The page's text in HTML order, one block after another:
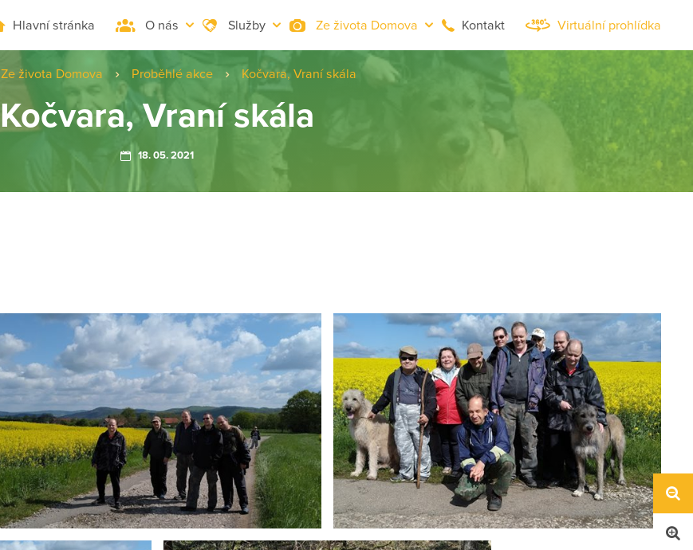
Hlavní stránka O nás Služby Ze života Domova Kontakt Virtuální prohlídka
Ze života Domova Proběhlé akce Kočvara, Vraní skála
Kočvara, Vraní skála
18. 05. 2021